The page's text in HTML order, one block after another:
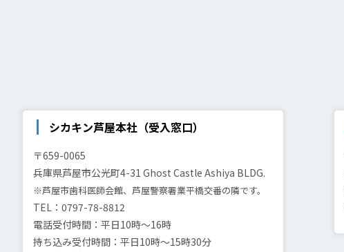
シカキン芦屋本社（受入窓口）
〒659-0065
兵庫県芦屋市公光町4-31Ghost Castle Ashiya BLDG.
※芦屋市歯科医師会館、芦屋警察署業平橋交番の隣です。
TEL：0797-78-8812
電話受付時間：平日10時～16時
持ち込み受付時間：平日10時～15時30分